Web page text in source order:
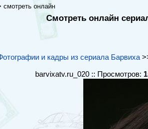
онлайн
Смотреть онлайн
и кадры из сериала Барвиха
barvixatv.ru_020 :: Просмотров: